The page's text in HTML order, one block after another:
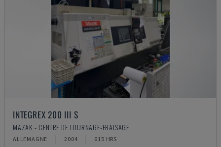
INTEGREX 200 III S
MAZAK - CENTRE DE TOURNAGE-FRAISAGE
ALLEMAGNE 2004 615 HRS